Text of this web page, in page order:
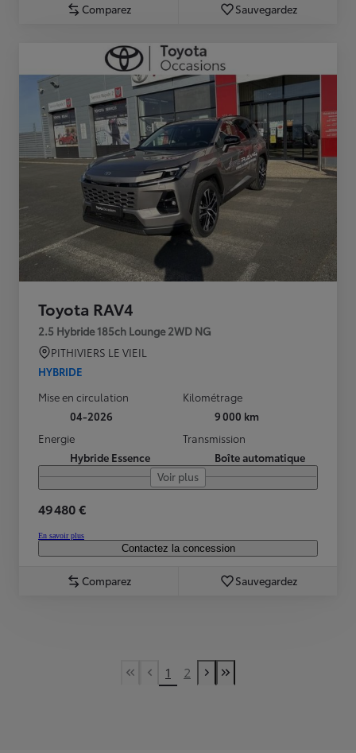
Comparez Sauvegardez
Toyota RAV4
2.5 Hybride 185ch Lounge 2WD NG
PITHIVIERS LE VIEIL
HYBRIDE
Mise en circulation
04-2026
Kilométrage
9 000 km
Energie
Hybride Essence
Transmission
Boîte automatique
Voir plus
49 480 €
En savoir plus
Contactez la concession
Comparez Sauvegardez
First Page
Previous page
1 2
Next page
Last Page